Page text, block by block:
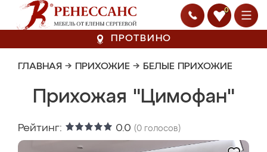
0
ПРОТВИНО
ГЛАВНАЯ → ПРИХОЖИЕ → БЕЛЫЕ ПРИХОЖИЕ
Прихожая "Цимофан"
Рейтинг: 0.0 (0 голосов)